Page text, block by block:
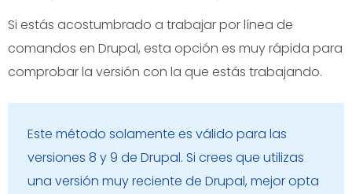
Si estás acostumbrado a trabajar por línea de
comandos en Drupal, esta opción es muy rápida para
comprobar la versión con la que estás trabajando.
Este método solamente es válido para las
versiones 8 y 9 de Drupal. Si crees que utilizas
una versión muy reciente de Drupal, mejor opta